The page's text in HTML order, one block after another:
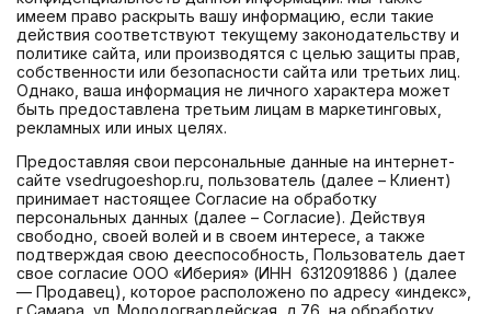
имеем право раскрыть вашу информацию, если такие
действия соответствуют текущему законодательству и
политике сайта, или производятся с целью защиты прав,
собственности или безопасности сайта или третьих лиц.
Однако, ваша информация не личного характера может
быть предоставлена третьим лицам в маркетинговых,
рекламных или иных целях.
Предоставляя свои персональные данные на интернет-
сайте vsedrugoeshop.ru, пользователь (далее – Клиент)
принимает настоящее Согласие на обработку
персональных данных (далее – Согласие). Действуя
свободно, своей волей и в своем интересе, а также
подтверждая свою дееспособность, Пользователь дает
свое согласие ООО «Иберия» (ИНН 6312091886 ) (далее
— Продавец), которое расположено по адресу «индекс»,
г.Самара, ул. Молодогвардейская, д.76, на обработку